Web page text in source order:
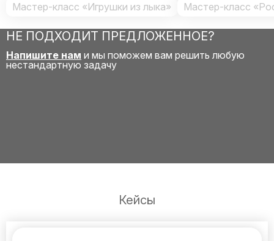
Мастер-класс «Игрушки из лыка» Мастер-класс
НЕ ПОДХОДИТ ПРЕДЛОЖЕННОЕ?
Напишите нам и мы поможем вам решить любую
нестандартную задачу
Кейсы